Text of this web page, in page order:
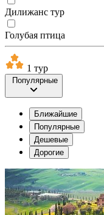
Дилижанс тур
Голубая птица
1 тур
Популярные
Ближайшие
Популярные
Дешевые
Дорогие